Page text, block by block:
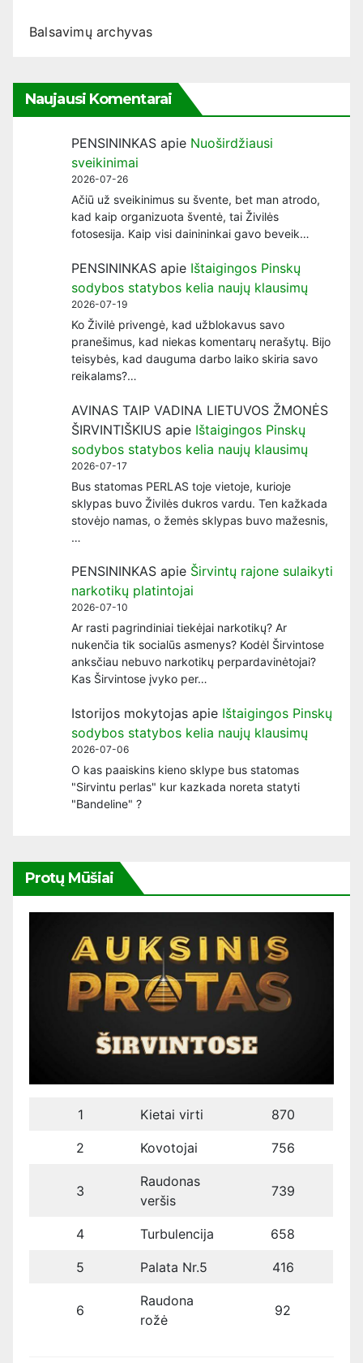
Balsavimų archyvas
Naujausi Komentarai
PENSININKAS apie Nuoširdžiausi
sveikinimai
2026-07-26
Ačiū už sveikinimus su švente, bet man atrodo,
kad kaip organizuota šventė, tai Živilės
fotosesija. Kaip visi dainininkai gavo beveik…
PENSININKAS apie Ištaigingos Pinskų
sodybos statybos kelia naujų klausimų
2026-07-19
Ko Živilė privengė, kad užblokavus savo
pranešimus, kad niekas komentarų nerašytų. Bijo
teisybės, kad dauguma darbo laiko skiria savo
reikalams?…
AVINAS TAIP VADINA LIETUVOS ŽMONĖS
ŠIRVINTIŠKIUS apie Ištaigingos Pinskų
sodybos statybos kelia naujų klausimų
2026-07-17
Bus statomas PERLAS toje vietoje, kurioje
sklypas buvo Živilės dukros vardu. Ten kažkada
stovėjo namas, o žemės sklypas buvo mažesnis,
…
PENSININKAS apie Širvintų rajone sulaikyti
narkotikų platintojai
2026-07-10
Ar rasti pagrindiniai tiekėjai narkotikų? Ar
nukenčia tik socialūs asmenys? Kodėl Širvintose
anksčiau nebuvo narkotikų perpardavinėtojai?
Kas Širvintose įvyko per…
Istorijos mokytojas apie Ištaigingos Pinskų
sodybos statybos kelia naujų klausimų
2026-07-06
O kas paaiskins kieno sklype bus statomas
"Sirvintu perlas" kur kazkada noreta statyti
"Bandeline" ?
Protų Mūšiai
1 Kietai virti 870
2 Kovotojai 756
3
Raudonas
veršis
739
4 Turbulencija 658
5 Palata Nr.5 416
6
Raudona
rožė
92